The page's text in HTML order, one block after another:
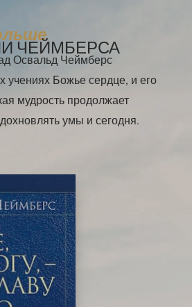
ЧЕЙМБЕРСА
Освальд Чеймберс
учениях Божье сердце, и его
мудрость продолжает
умы и сегодня.